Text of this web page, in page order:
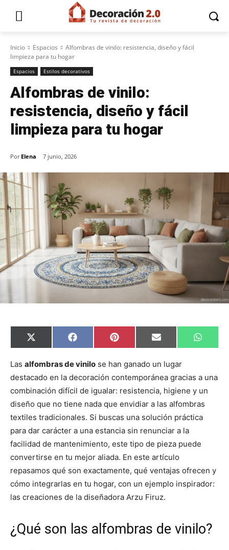
Inicio Espacios
Alfombras de vinilo: resistencia, diseño y fácil
limpieza para tu hogar
Espacios Estilos decorativos
Alfombras de vinilo:
resistencia, diseño y fácil
limpieza para tu hogar
Por Elena 7 junio, 2026
C
o
p
r
i
r
e
n
X
(
w
t
t
e
r
C
o
p
r
t
i
r
e
n
F
a
e
o
o
k
C
o
p
r
r
e
n
P
i
t
r
e
s
t
C
o
p
r
i
r
e
n
E
m
i
C
o
r
i
r
e
n
W
h
A
p
p
Las alfombras de vinilo se han ganado un lugar
destacado en la decoración contemporánea gracias a una
combinación difícil de igualar: resistencia, higiene y un
diseño que no tiene nada que envidiar a las alfombras
textiles tradicionales. Si buscas una solución práctica
para dar carácter a una estancia sin renunciar a la
facilidad de mantenimiento, este tipo de pieza puede
convertirse en tu mejor aliada. En este artículo
repasamos qué son exactamente, qué ventajas ofrecen y
cómo integrarlas en tu hogar, con un ejemplo inspirador:
las creaciones de la diseñadora Arzu Firuz.
¿Qué son las alfombras de vinilo?